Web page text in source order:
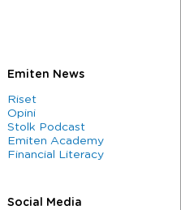
Emiten News
Riset
Opini
Stolk Podcast
Emiten Academy
Financial Literacy
Social Media